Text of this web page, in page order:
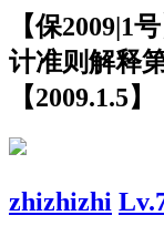
【保2009|1
计准则解释
【2009.1.5】
zhizhizhi